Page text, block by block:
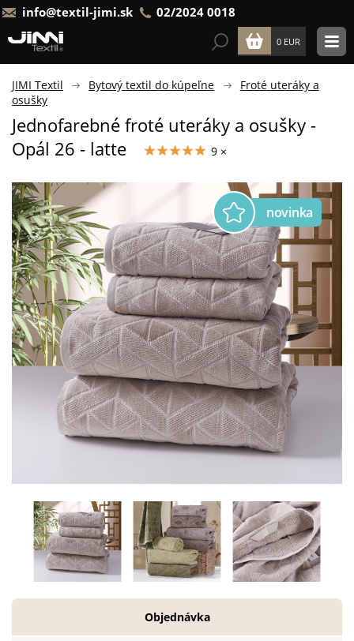
info@textil-jimi.sk 02/2024 0018
0 EUR
JIMI Textil Bytový textil do kúpeľne
Froté uteráky a
osušky
Jednofarebné froté uteráky a osušky -
Opál 26 - latte
9 ×
Objednávka